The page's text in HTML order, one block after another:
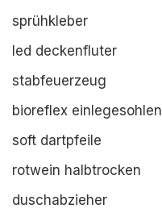
sprühkleber
led deckenfluter
stabfeuerzeug
bioreflex einlegesohlen
soft dartpfeile
rotwein halbtrocken
duschabzieher